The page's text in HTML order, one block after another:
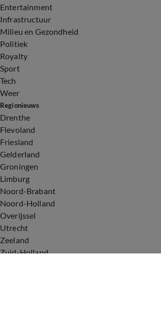
Entertainment
Infrastructuur
Milieu en Gezondheid
Politiek
Royalty
Sport
Tech
Weer
Regionieuws
Drenthe
Flevoland
Friesland
Gelderland
Groningen
Limburg
Noord-Brabant
Noord-Holland
Overijssel
Utrecht
Zeeland
Zuid-Holland